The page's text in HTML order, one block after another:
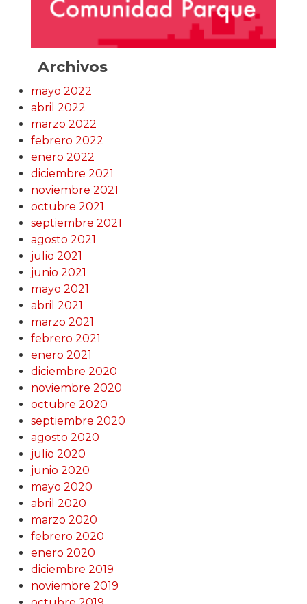
Archivos
mayo 2022
abril 2022
marzo 2022
febrero 2022
enero 2022
diciembre 2021
noviembre 2021
octubre 2021
septiembre 2021
agosto 2021
julio 2021
junio 2021
mayo 2021
abril 2021
marzo 2021
febrero 2021
enero 2021
diciembre 2020
noviembre 2020
octubre 2020
septiembre 2020
agosto 2020
julio 2020
junio 2020
mayo 2020
abril 2020
marzo 2020
febrero 2020
enero 2020
diciembre 2019
noviembre 2019